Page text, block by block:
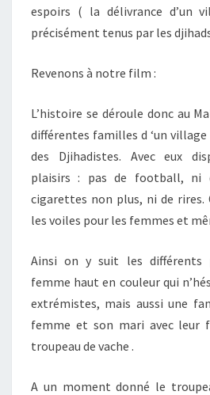
espoirs ( la délivrance d’un
précisément tenus par les
Revenons à notre film :
L’histoire se déroule donc au
différentes familles d ‘un
des Djihadistes. Avec eux
plaisirs : pas de football, ni
cigarettes non plus, ni de
les voiles pour les femmes et
Ainsi on y suit les différents
femme haut en couleur qui
extrémistes, mais aussi une
femme et son mari avec leur
troupeau de vache .
A un moment donné le